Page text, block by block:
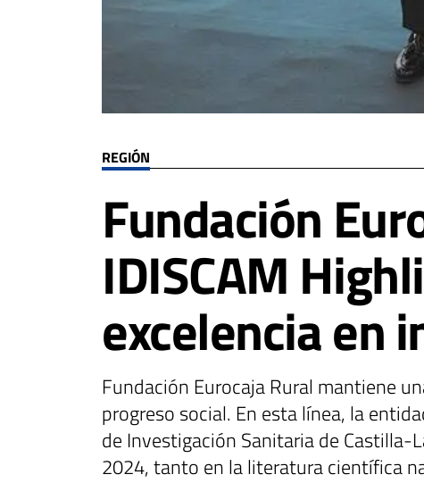
REGIÓN
Fundación
IDISCAM
excelencia en
Fundación Eurocaja Rural mantiene
progreso social. En esta línea, la
de Investigación Sanitaria de
2024, tanto en la literatura científica